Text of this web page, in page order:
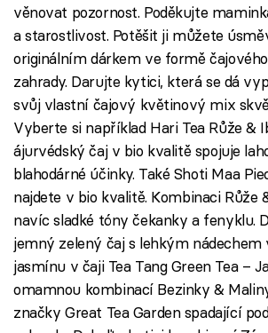
věnovat pozornost. Poděkujte
a starostlivost. Potěšit ji můžete
originálním dárkem ve formě
zahrady. Darujte kytici, která se dá
svůj vlastní čajový květinový mix
Vyberte si například Hari Tea Růže &
ájurvédský čaj v bio kvalitě spojuje
blahodárné účinky. Také Shoti Maa
najdete v bio kvalitě. Kombinaci Růže
navíc sladké tóny čekanky a fenyklu.
jemný zelený čaj s lehkým nádechem
jasmínu v čaji Tea Tang Green Tea –
omamnou kombinací Bezinky &
značky Great Tea Garden spadající